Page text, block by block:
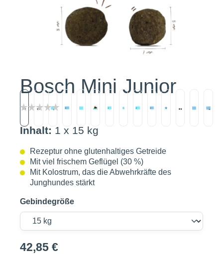
Bosch Mini Junior
Inhalt: 1 x 15 kg
Rezeptur ohne glutenhaltiges Getreide
Mit viel frischem Geflügel (30 %)
Mit Kolostrum, das die Abwehrkräfte des
Junghundes stärkt
Gebindegröße
42,85 €